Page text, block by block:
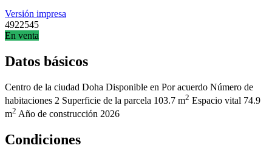
Versión impresa
4922545
En venta
Datos básicos
Centro de la ciudad Doha Disponible en Por acuerdo Número de
habitaciones 2 Superficie de la parcela 103.7 m2 Espacio vital 74.9
m2 Año de construcción 2026
Condiciones